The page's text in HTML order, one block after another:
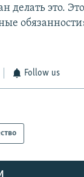
делать это.
Follow us